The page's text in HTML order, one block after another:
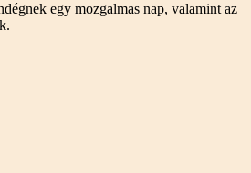
egy mozgalmas nap, valamint az